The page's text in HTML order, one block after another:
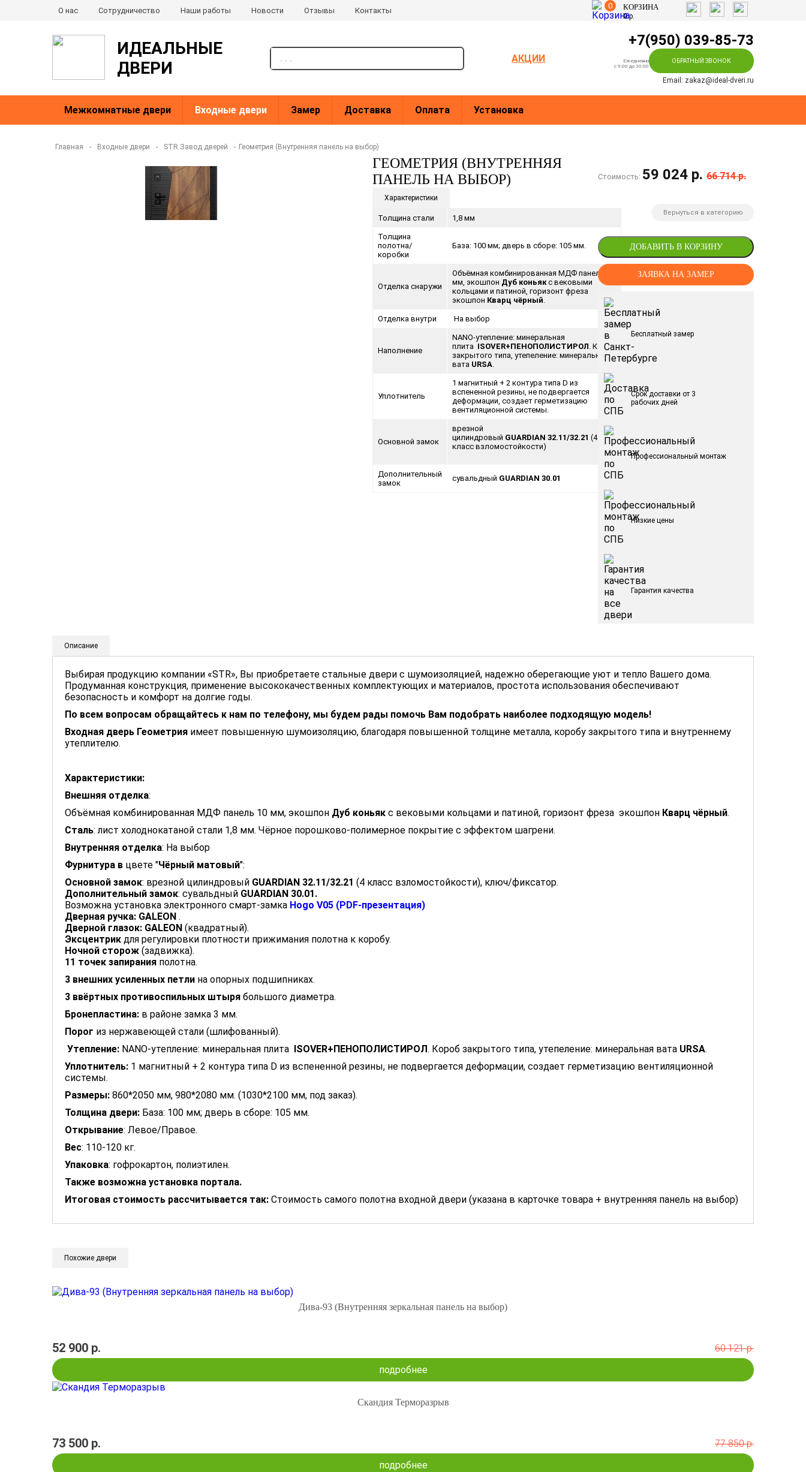
О нас Сотрудничество Наши работы Новости Отзывы Контакты
0 КОРЗИНА
0р.
ИДЕАЛЬНЫЕ
ДВЕРИ
поиск
АКЦИИ
+7(950) 039-85-73
Ежедневно
c 9:00 до 20:00
ОБРАТНЫЙ ЗВОНОК
Email: zakaz@ideal-dveri.ru
Межкомнатные двери Входные двери Замер Доставка Оплата Установка
Главная - Входные двери - STR Завод дверей - Геометрия (Внутренняя панель на выбор)
ГЕОМЕТРИЯ (ВНУТРЕННЯЯ
ПАНЕЛЬ НА ВЫБОР)
Характеристики
Толщина стали 1,8 мм
Толщина
полотна/
коробки
База: 100 мм; дверь в сборе: 105 мм.
Отделка снаружи
Объёмная комбинированная МДФ панель 10
мм, экошпон Дуб коньякс вековыми
кольцами и патиной, горизонт фреза
экошпон Кварц чёрный.
Отделка внутри На выбор
Наполнение
NANO-утепление: минеральная
плита ISOVER+ПЕНОПОЛИСТИРОЛ. Короб
закрытого типа, утепеление: минеральная
вата URSA.
Уплотнитель
1 магнитный + 2 контура типа D из
вспененной резины, не подвергается
деформации, создает герметизацию
вентиляционной системы.
Основной замок
врезной
цилиндровый GUARDIAN 32.11/32.21 (4
класс взломостойкости)
Дополнительный
замок
сувальдный GUARDIAN 30.01
Стоимость: 59 024 р. 66 714 р.
Вернуться в категорию
ДОБАВИТЬ В КОРЗИНУ
ЗАЯВКА НА ЗАМЕР
Бесплатный замер
Срок доставки от 3
рабочих дней
Профессиональный монтаж
Низкие цены
Гарантия качества
Описание
Выбирая продукцию компании «STR», Вы приобретаете стальные двери с шумоизоляцией, надежно оберегающие уют и тепло Вашего дома.
Продуманная конструкция, применение высококачественных комплектующих и материалов, простота использования обеспечивают
безопасность и комфорт на долгие годы.
По всем вопросам обращайтесь к нам по телефону, мы будем рады помочь Вам подобрать наиболее подходящую модель!
Входная дверь Геометрия имеет повышенную шумоизоляцию, благодаря повышенной толщине металла, коробу закрытого типа и внутреннему
утеплителю.
Характеристики:
Внешняя отделка:
Объёмная комбинированная МДФ панель 10 мм, экошпон Дуб коньяк с вековыми кольцами и патиной, горизонт фреза экошпон Кварц чёрный.
Сталь: лист холоднокатаной стали 1,8 мм. Чёрное порошково-полимерное покрытие с эффектом шагрени.
Внутренняя отделка: На выбор
Фурнитура в цвете "Чёрный матовый":
Основной замок: врезной цилиндровый GUARDIAN 32.11/32.21 (4 класс взломостойкости), ключ/фиксатор.
Дополнительный замок: сувальдный GUARDIAN 30.01.
Возможна установка электронного смарт-замка Hogo V05 (PDF-презентация)
Дверная ручка: GALEON .
Дверной глазок: GALEON (квадратный).
Эксцентрик для регулировки плотности прижимания полотна к коробу.
Ночной сторож (задвижка).
11 точек запирания полотна.
3 внешних усиленных петли на опорных подшипниках.
3 ввёртных противоспильных штыря большого диаметра.
Бронепластина: в районе замка 3 мм.
Порог из нержавеющей стали (шлифованный).
Утепление: NANO-утепление: минеральная плита ISOVER+ПЕНОПОЛИСТИРОЛ. Короб закрытого типа, утепеление: минеральная вата URSA.
Уплотнитель: 1 магнитный + 2 контура типа D из вспененной резины, не подвергается деформации, создает герметизацию вентиляционной
системы.
Размеры: 860*2050 мм, 980*2080 мм. (1030*2100 мм, под заказ).
Толщина двери: База: 100 мм; дверь в сборе: 105 мм.
Открывание: Левое/Правое.
Вес: 110-120 кг.
Упаковка: гофрокартон, полиэтилен.
Также возможна установка портала.
Итоговая стоимость рассчитывается так: Стоимость самого полотна входной двери (указана в карточке товара + внутренняя панель на выбор)
Похожие двери
Дива-93 (Внутренняя зеркальная панель на выбор)
52 900 р.
60 121 р.
подробнее
Скандия Терморазрыв
73 500 р.
77 850 р.
подробнее